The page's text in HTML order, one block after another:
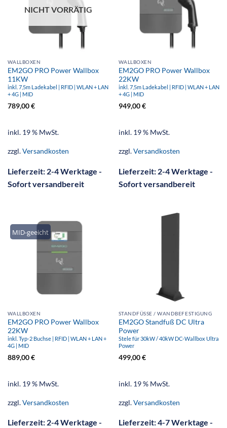
NICHT VORRÄTIG
WALLBOXEN
EM2GO PRO Power Wallbox
11KW
inkl. 7,5m Ladekabel | RFID | WLAN + LAN
+ 4G | MID
789,00€
inkl. 19 % MwSt.
zzgl.Versandkosten
Lieferzeit: 2-4 Werktage -
Sofort versandbereit
WALLBOXEN
EM2GO PRO Power Wallbox
22KW
inkl. 7,5m Ladekabel | RFID | WLAN + LAN
+ 4G | MID
949,00€
inkl. 19 % MwSt.
zzgl.Versandkosten
Lieferzeit: 2-4 Werktage -
Sofort versandbereit
MID-geeicht
WALLBOXEN
EM2GO PRO Power Wallbox
22KW
inkl. Typ-2 Buchse | RFID | WLAN + LAN +
4G | MID
889,00€
inkl. 19 % MwSt.
zzgl.Versandkosten
Lieferzeit: 2-4 Werktage -
STANDFÜSSE / WANDBEFESTIGUNG
EM2GO Standfuß DC Ultra
Power
Stele für 30kW / 40kW DC-Wallbox Ultra
Power
499,00€
inkl. 19 % MwSt.
zzgl.Versandkosten
Lieferzeit:4-7 Werktage -